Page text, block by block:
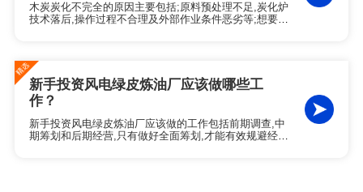
木炭炭化不完全的原因主要包括;原料预处理不足,炭化炉
技术落后,操作过程不合理及外部作业条件恶劣等;想要促
新手投资风电绿皮炼油厂应该做哪些工
作？
新手投资风电绿皮炼油厂应该做的工作包括前期调查,中
期筹划和后期经营,只有做好全面筹划,才能有效规避经营